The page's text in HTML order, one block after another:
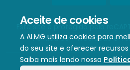
Aceite de cookies
A ALMG utiliza cookies para
do seu site e oferecer
Saiba mais lendo nossa
Este site é protegido pelo
Política de Privacidadee